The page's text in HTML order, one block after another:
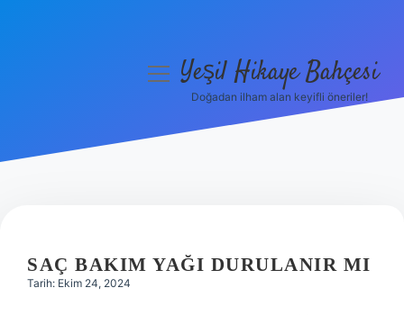
Hakkımızda
menüyüYeşil Hikaye Bahçesi
Doğadan ilham alan keyifli öneriler!
SAÇ BAKIM YAĞI DURULANIR MI
Tarih: Ekim 24, 2024